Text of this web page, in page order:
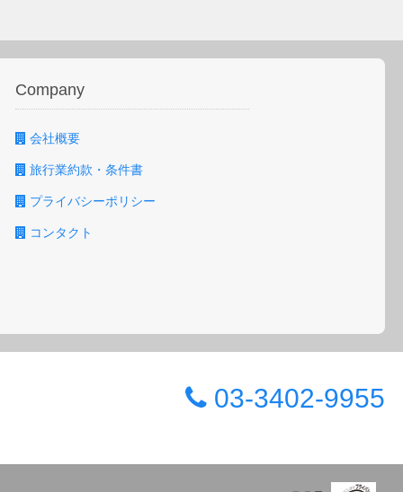
Company
会社概要
旅行業約款・条件書
プライバシーポリシー
コンタクト
03-3402-9955